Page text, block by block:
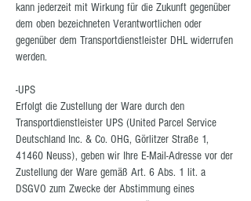
kann jederzeit mit Wirkung für die Zukunft gegenüber
dem oben bezeichneten Verantwortlichen oder
gegenüber dem Transportdienstleister DHL widerrufen
werden.
-UPS
Erfolgt die Zustellung der Ware durch den
Transportdienstleister UPS (United Parcel Service
Deutschland Inc. & Co. OHG, Görlitzer Straße 1,
41460 Neuss), geben wir Ihre E-Mail-Adresse vor der
Zustellung der Ware gemäß Art. 6 Abs. 1 lit. a
DSGVO zum Zwecke der Abstimmung eines